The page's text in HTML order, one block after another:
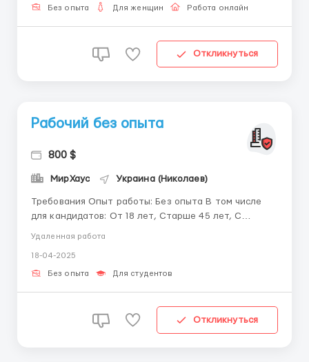
ежедневно. За подробностями ПИШИТЕ в telegram +
Без опыта Для женщин Работа онлайн
Откликнуться
Рабочий без опыта
800 $
МирХаус Украина (Николаев)
Требования Опыт работы: Без опыта В том числе
для кандидатов: От 18 лет, Старше 45 лет, С
нарушениями здоровья, Для студентов Наша
зарабатывать, работая из уюта вашего дома. Нам
требуется помощь в оперативной обработке
Удаленная работа
18-04-2025
Без опыта Для студентов
Откликнуться